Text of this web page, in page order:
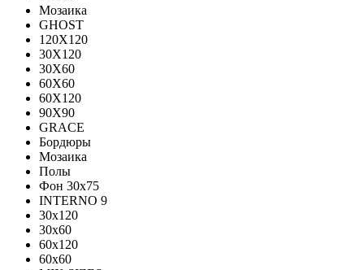
Мозаика
GHOST
120X120
30X120
30X60
60X60
60Х120
90X90
GRACE
Бордюры
Мозаика
Полы
Фон 30х75
INTERNO 9
30x120
30x60
60x120
60x60